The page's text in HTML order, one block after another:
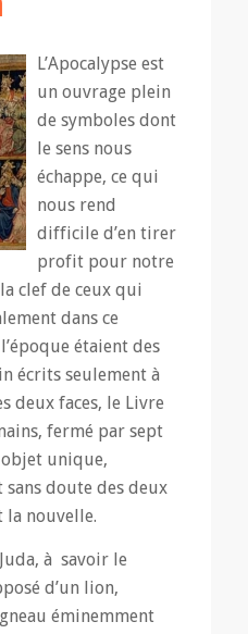
L’Apocalypse est
un ouvrage plein
de symboles dont
le sens nous
échappe, ce qui
nous rend
difficile d’en tirer
profit pour notre
clef de ceux qui
dans ce
étaient des
écrits seulement à
deux faces, le Livre
fermé par sept
objet unique,
sans doute des deux
la nouvelle.
à savoir le
d’un lion,
éminemment